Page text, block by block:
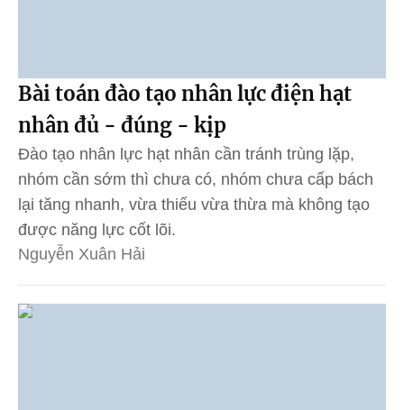
Bài toán đào tạo nhân lực điện hạt
nhân đủ - đúng - kịp
Đào tạo nhân lực hạt nhân cần tránh trùng lặp,
nhóm cần sớm thì chưa có, nhóm chưa cấp bách
lại tăng nhanh, vừa thiếu vừa thừa mà không tạo
được năng lực cốt lõi.
Nguyễn Xuân Hải